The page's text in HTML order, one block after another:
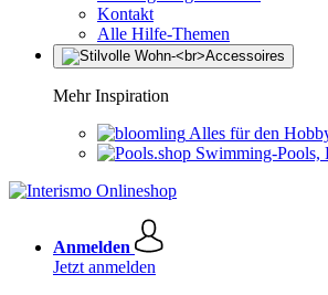
Kontakt
Alle Hilfe-Themen
Mehr Inspiration
Alles für den
Swimming-Pools,
Anmelden
Jetzt anmelden